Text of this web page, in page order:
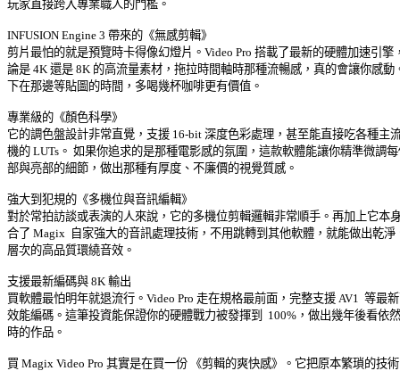
玩家直接跨入專業職人的門檻。
INFUSION Engine 3 帶來的《無感剪輯》
剪片最怕的就是預覽時卡得像幻燈片。Video Pro 搭載了最新的硬體加速引擎
論是 4K 還是 8K 的高流量素材，拖拉時間軸時那種流暢感，真的會讓你感動
下在那邊等貼圖的時間，多喝幾杯咖啡更有價值。
專業級的《顏色科學》
它的調色盤設計非常直覺，支援 16-bit 深度色彩處理，甚至能直接吃各種主
機的 LUTs。 如果你追求的是那種電影感的氛圍，這款軟體能讓你精準微調
部與亮部的細節，做出那種有厚度、不廉價的視覺質感。
強大到犯規的《多機位與音訊編輯》
對於常拍訪談或表演的人來說，它的多機位剪輯邏輯非常順手。再加上它本
合了 Magix  自家強大的音訊處理技術，不用跳轉到其他軟體，就能做出乾
層次的高品質環繞音效。
支援最新編碼與 8K 輸出
買軟體最怕明年就退流行。Video Pro 走在規格最前面，完整支援 AV1  等最
效能編碼。這筆投資能保證你的硬體戰力被發揮到  100%，做出幾年後看依
時的作品。
買 Magix Video Pro 其實是在買一份 《剪輯的爽快感》。它把原本繁瑣的技